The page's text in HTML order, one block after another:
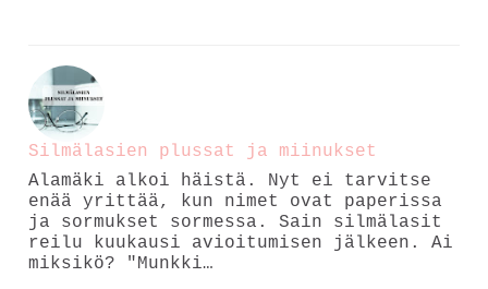
Silmälasien plussat ja miinukset
Alamäki alkoi häistä. Nyt ei tarvitse
enää yrittää, kun nimet ovat paperissa
ja sormukset sormessa. Sain silmälasit
reilu kuukausi avioitumisen jälkeen. Ai
miksikö? "Munkki…